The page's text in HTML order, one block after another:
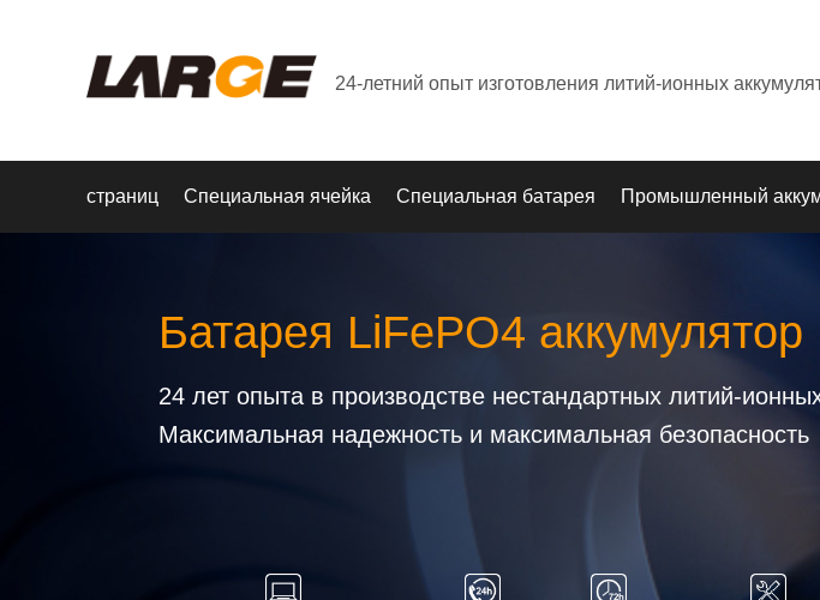
24-летний опыт изготовления литий-ионных
страниц Специальная ячейка Специальная батарея Промышленный
Батарея LiFePO4 аккумулятор
24 лет опыта в производстве нестандартных литий-
Максимальная надежность и максимальная безопасность